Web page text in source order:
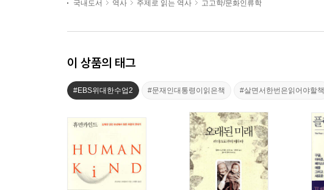
국내도서 역사 주제로 읽는 역사 고고학/문화인류학
이 상품의 태그
#EBS위대한수업2 #문재인대통령이읽은책 #살면서한번은읽어야할책